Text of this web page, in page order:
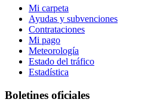
Mi carpeta
Ayudas y subvenciones
Contrataciones
Mi pago
Meteorología
Estado del tráfico
Estadística
Boletines oficiales